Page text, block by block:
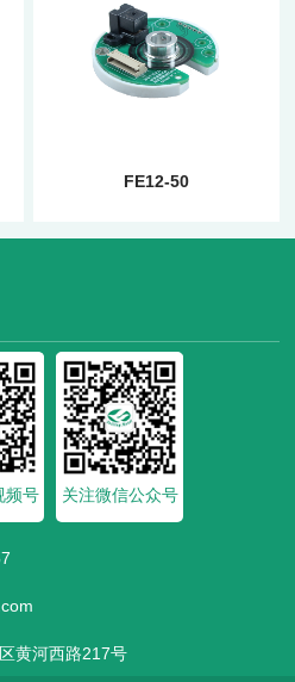
FE12-50
频号 关注微信公众号
黄河西路217号